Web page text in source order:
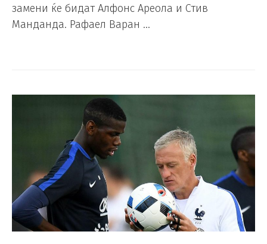
замени ќе бидат Алфонс Ареола и Стив
Манданда. Рафаел Варан …